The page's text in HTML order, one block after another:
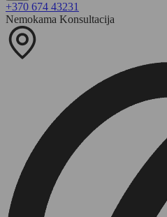
+370 674 43231
Nemokama Konsultacija